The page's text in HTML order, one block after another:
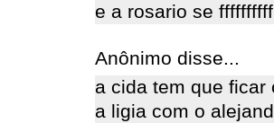
e a rosario se
Anônimo disse...
a cida tem que
a ligia com o